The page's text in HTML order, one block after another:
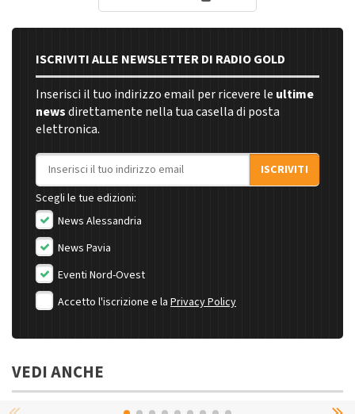
ISCRIVITI ALLE NEWSLETTER DI RADIO GOLD
Inserisci il tuo indirizzo email per ricevere le ultime
newsdirettamente nella tua casella di posta
elettronica.
Indirizzo email
ISCRIVITI
Scegli le tue edizioni:
News Alessandria
News Pavia
Eventi Nord-Ovest
Accetto l'iscrizione e la Privacy Policy
VEDI ANCHE